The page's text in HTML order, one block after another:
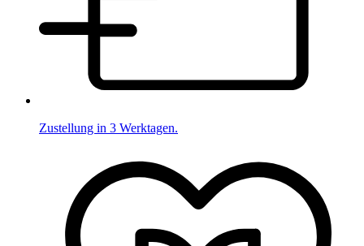
Zustellung in 3 Werktagen.